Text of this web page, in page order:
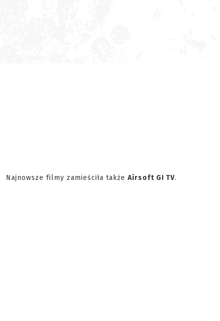
Najnowsze filmy zamieściła także Airsoft GI TV.